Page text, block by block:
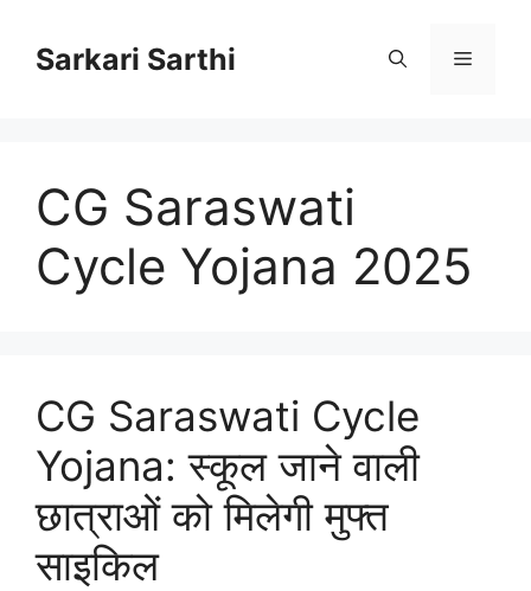
contentSarkari Sarthi Menu
CG Saraswati
Cycle Yojana 2025
CG Saraswati Cycle
Yojana: स्कूल जाने वाली
छात्राओं को मिलेगी मुफ्त
साइकिल